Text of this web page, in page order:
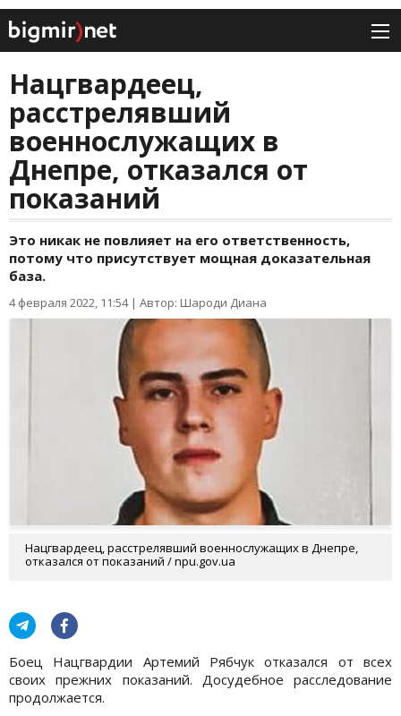
Нацгвардеец,
расстрелявший
военнослужащих в
Днепре, отказался от
показаний
Это никак не повлияет на его ответственность,
потому что присутствует мощная доказательная
база.
4 февраля 2022, 11:54| Автор: Шароди Диана
Нацгвардеец, расстрелявший военнослужащих в Днепре,
отказался от показаний / npu.gov.ua
Боец Нацгвардии Артемий Рябчук отказался от всех
своих прежних показаний. Досудебное расследование
продолжается.